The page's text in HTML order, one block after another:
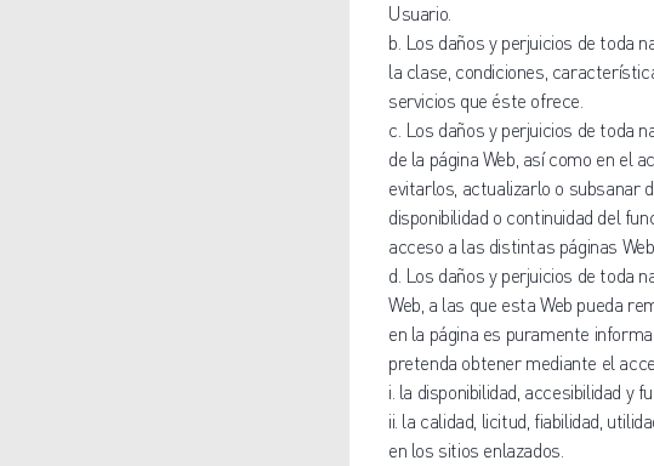
Usuario.
b. Los daños y perjuicios de toda
la clase, condiciones,
servicios que éste ofrece.
c. Los daños y perjuicios de toda
de la página Web, así como en el
evitarlos, actualizarlo o subsanar
disponibilidad o continuidad del
acceso a las distintas páginas
d. Los daños y perjuicios de toda
Web, a las que esta Web pueda
en la página es puramente
pretenda obtener mediante el
i. la disponibilidad, accesibilidad y
ii. la calidad, licitud, fiabilidad,
en los sitios enlazados.